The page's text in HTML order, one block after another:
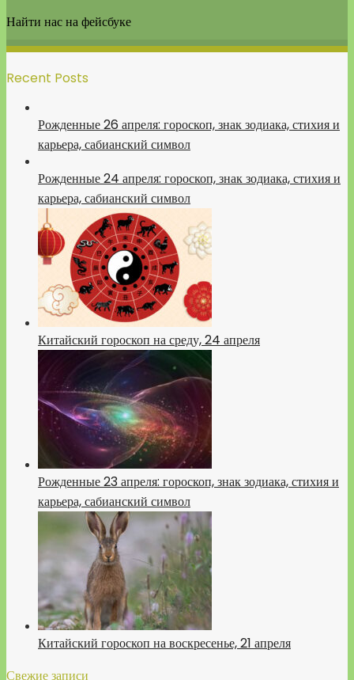
Найти нас на фейсбуке
Recent Posts
Рожденные 26 апреля: гороскоп, знак зодиака, стихия и
карьера, сабианский символ
Рожденные 24 апреля: гороскоп, знак зодиака, стихия и
карьера, сабианский символ
Китайский гороскоп на среду, 24 апреля
Рожденные 23 апреля: гороскоп, знак зодиака, стихия и
карьера, сабианский символ
Китайский гороскоп на воскресенье, 21 апреля
Свежие записи